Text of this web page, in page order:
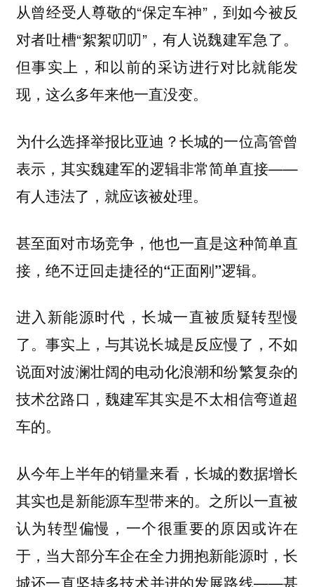
从曾经受人尊敬的“保定车神”，到如今被反
对者吐槽“絮絮叨叨”，有人说魏建军急了。
但事实上，和以前的采访进行对比就能发
现，这么多年来他一直没变。
为什么选择举报比亚迪？长城的一位高管曾
表示，其实魏建军的逻辑非常简单直接——
有人违法了，就应该被处理。
甚至面对市场竞争，他也一直是这种简单直
接，绝不迂回走捷径的“正面刚”逻辑。
进入新能源时代，长城一直被质疑转型慢
了。事实上，与其说长城是反应慢了，不如
说面对波澜壮阔的电动化浪潮和纷繁复杂的
技术岔路口，魏建军其实是不太相信弯道超
车的。
从今年上半年的销量来看，长城的数据增长
其实也是新能源车型带来的。 之所以一直被
认为转型偏慢，一个很重要的原因或许在
于，当大部分车企在全力拥抱新能源时，长
城还一直坚持多技术并进的发展路线——甚